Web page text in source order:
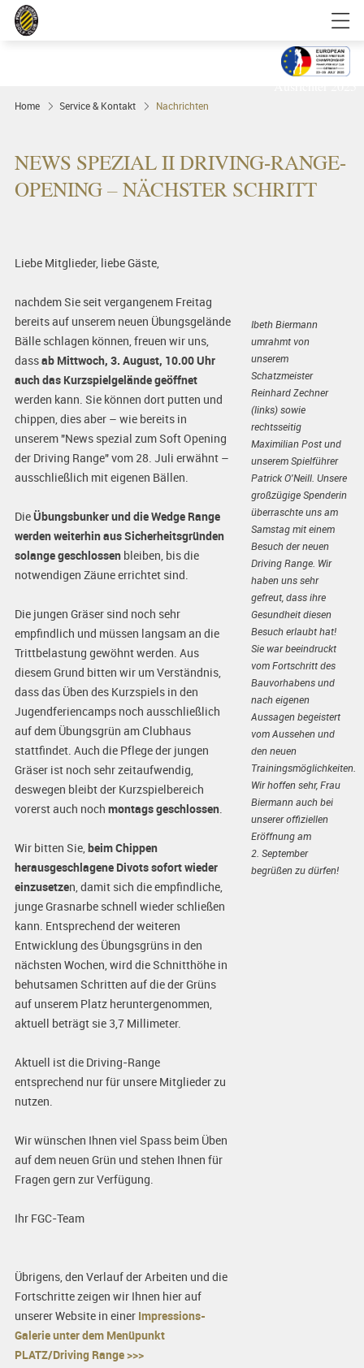
Home Service & Kontakt Nachrichten
NEWS SPEZIAL II DRIVING-RANGE-
OPENING – NÄCHSTER SCHRITT
Liebe Mitglieder, liebe Gäste,
nachdem Sie seit vergangenem Freitag
bereits auf unserem neuen Übungsgelände
Bälle schlagen können, freuen wir uns,
dassab Mittwoch, 3. August, 10.00 Uhr
auch das Kurzspielgelände geöffnet
werden kann. Sie können dort putten und
chippen, dies aber – wie bereits in
unserem "News spezial zum Soft Opening
der Driving Range" vom 28. Juli erwähnt –
ausschließlich mit eigenen Bällen.
DieÜbungsbunker und die Wedge Range
werden weiterhin aus Sicherheitsgründen
solange geschlossenbleiben, bis die
notwendigen Zäune errichtet sind.
Die jungen Gräser sind noch sehr
empfindlich und müssen langsam an die
Trittbelastung gewöhnt werden. Aus
diesem Grund bitten wir um Verständnis,
dass das Üben des Kurzspiels in den
Jugendferiencamps noch ausschließlich
auf dem Übungsgrün am Clubhaus
stattfindet. Auch die Pflege der jungen
Gräser ist noch sehr zeitaufwendig,
deswegen bleibt der Kurzspielbereich
vorerst auch noch montags geschlossen.
Wir bitten Sie,beim Chippen
herausgeschlagene Divots sofort wieder
einzusetzen, damit sich die empfindliche,
junge Grasnarbe schnell wieder schließen
kann. Entsprechend der weiteren
Entwicklung des Übungsgrüns in den
nächsten Wochen, wird die Schnitthöhe in
behutsamen Schritten auf die der Grüns
auf unserem Platz heruntergenommen,
aktuell beträgt sie 3,7 Millimeter.
Aktuell ist die Driving-Range
entsprechend nur für unsere Mitglieder zu
nutzen.
Wir wünschen Ihnen viel Spass beim Üben
auf dem neuen Grün und stehen Ihnen für
Fragen gern zur Verfügung.
Ihr FGC-Team
Übrigens, den Verlauf der Arbeiten und die
Fortschritte zeigen wir Ihnen hier auf
unserer Website in einer Impressions-
Galerie unter dem Menüpunkt
PLATZ/Driving Range >>>
Ibeth Biermann
umrahmt von
unserem
Schatzmeister
Reinhard Zechner
(links) sowie
rechtsseitig
Maximilian Post und
unserem Spielführer
Patrick O'Neill. Unsere
großzügige Spenderin
überraschte uns am
Samstag mit einem
Besuch der neuen
Driving Range. Wir
haben uns sehr
gefreut, dass ihre
Gesundheit diesen
Besuch erlaubt hat!
Sie war beeindruckt
vom Fortschritt des
Bauvorhabens und
nach eigenen
Aussagen begeistert
vom Aussehen und
den neuen
Trainingsmöglichkeiten.
Wir hoffen sehr, Frau
Biermann auch bei
unserer offiziellen
Eröffnung am
2. September
begrüßen zu dürfen!